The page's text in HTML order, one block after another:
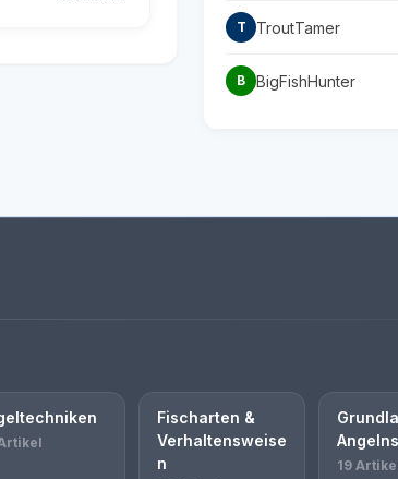
T TroutTamer
B BigFishHunter
Fischarten &
Verhaltensweise
n
Angelns
19